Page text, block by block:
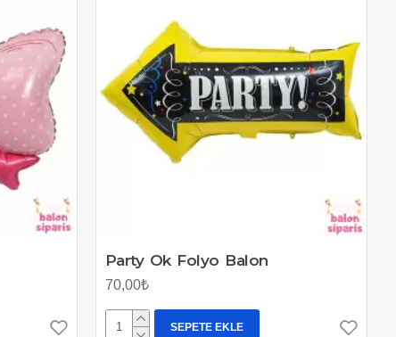
Party Ok Folyo Balon
70,00₺
SEPETE EKLE